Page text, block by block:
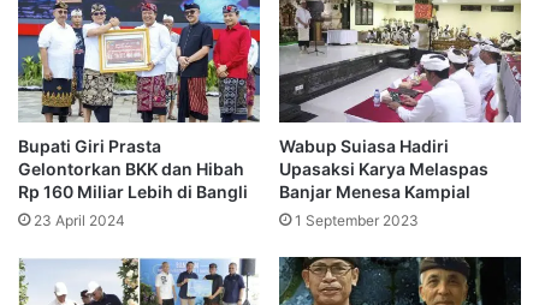
Bupati Giri Prasta
Gelontorkan BKK dan Hibah
Rp 160 Miliar Lebih di Bangli
23 April 2024
Wabup Suiasa Hadiri
Upasaksi Karya Melaspas
Banjar Menesa Kampial
1 September 2023